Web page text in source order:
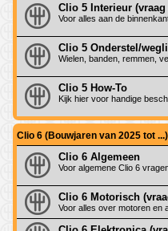
Clio 5 Interieur
Voor alles aan de
Clio 5 Onderstel/
Wielen, banden, remmen,
Clio 5 How-To
Kijk hier voor handige
Clio 6 (Bouwjaren van 2025 tot ...)
Clio 6 Algemeen
Voor algemene Clio 6
Clio 6 Motorisch
Voor alles over motoren en